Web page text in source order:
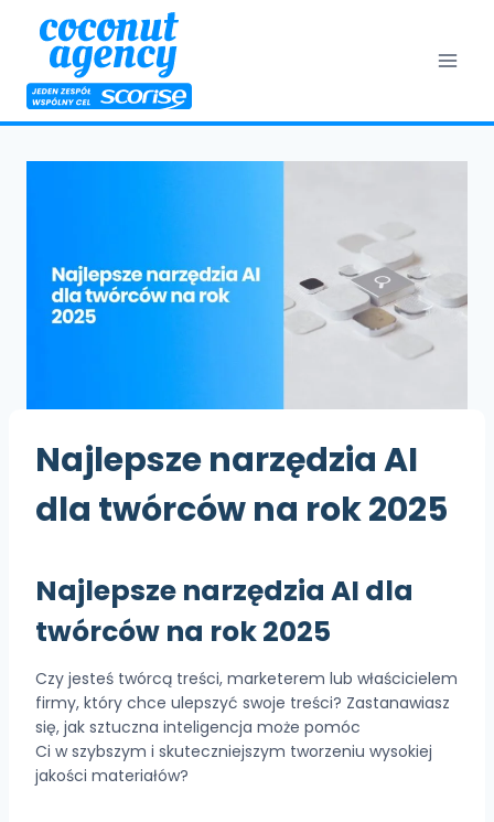
Najlepsze narzędzia AI
dla twórców na rok 2025
Najlepsze narzędzia AI dla
twórców na rok 2025
Czy jesteś twórcą treści, marketerem lub właścicielem
firmy, który chce ulepszyć swoje treści? Zastanawiasz
się, jak sztuczna inteligencja może pomóc
Ci w szybszym i skuteczniejszym tworzeniu wysokiej
jakości materiałów?